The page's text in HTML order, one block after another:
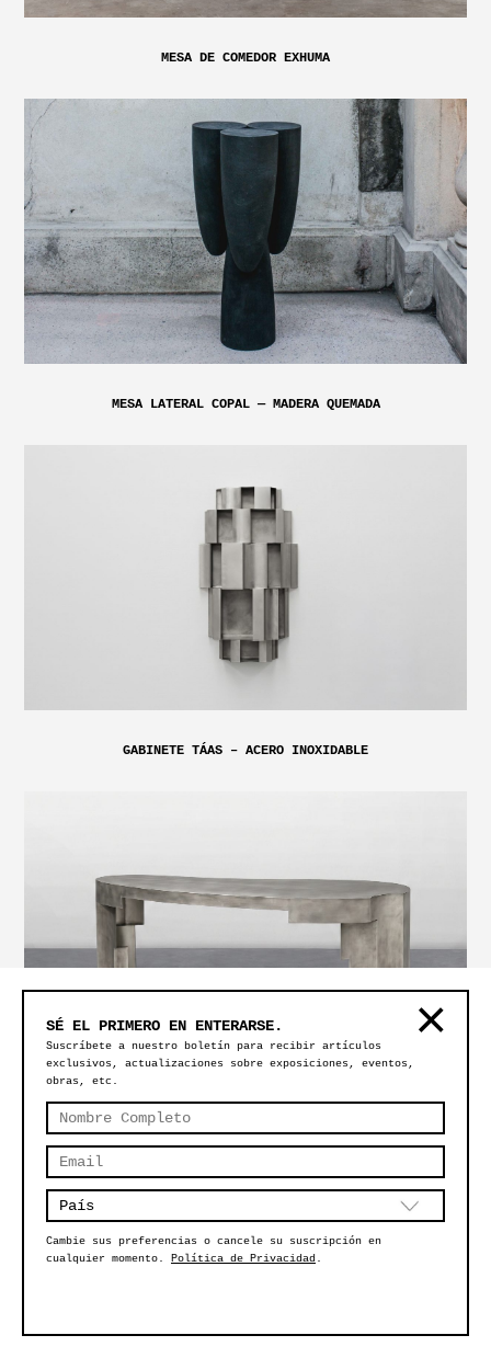
MESA DE COMEDOR EXHUMA
MESA LATERAL COPAL — MADERA QUEMADA
GABINETE TÁAS – ACERO INOXIDABLE
SÉ EL PRIMERO EN ENTERARSE.
Suscríbete a nuestro boletín para recibir artículos
exclusivos, actualizaciones sobre exposiciones, eventos,
obras, etc.
Cambie sus preferencias o cancele su suscripción en
cualquier momento. Política de Privacidad .